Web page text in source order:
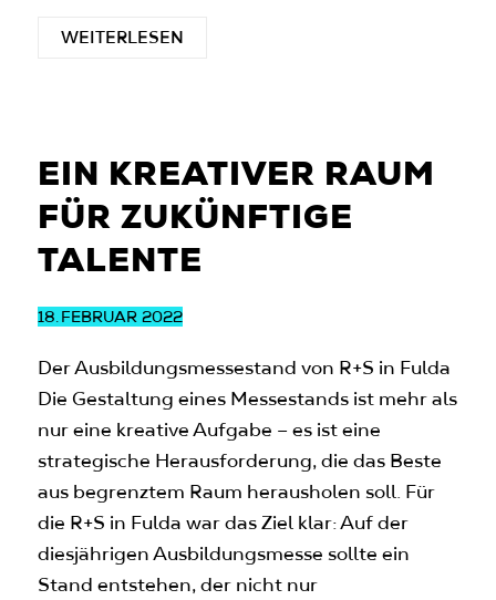
WEITERLESEN
EIN KREATIVER RAUM
FÜR ZUKÜNFTIGE
TALENTE
18.FEBRUAR 2022
Der Ausbildungsmessestand von R+S in Fulda
Die Gestaltung eines Messestands ist mehr als
nur eine kreative Aufgabe – es ist eine
strategische Herausforderung, die das Beste
aus begrenztem Raum herausholen soll. Für
die R+S in Fulda war das Ziel klar: Auf der
diesjährigen Ausbildungsmesse sollte ein
Stand entstehen, der nicht nur